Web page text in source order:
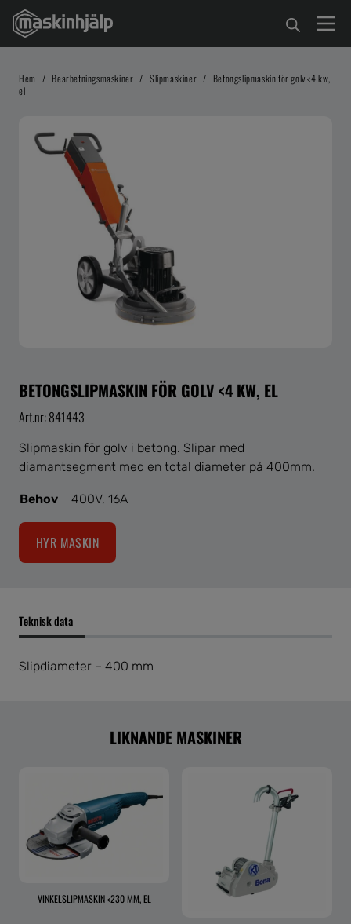
Hem / Bearbetningsmaskiner / Slipmaskiner / Betongslipmaskin för golv <4 kw,
el
BETONGSLIPMASKIN FÖR GOLV <4 KW, EL
Art.nr: 841443
Slipmaskin för golv i betong. Slipar med
diamantsegment med en total diameter på 400mm.
Behov 400V, 16A
HYR MASKIN
Teknisk data
Slipdiameter – 400 mm
LIKNANDE MASKINER
VINKELSLIPMASKIN <230 MM, EL